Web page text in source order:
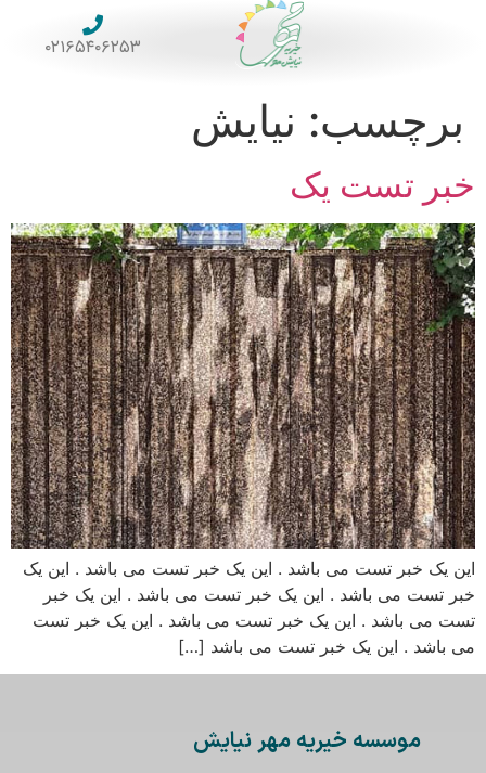
۰۲۱۶۵۴۰۶۲۵۳
برچسب: نیایش
خبر تست یک
این یک خبر تست می باشد . این یک خبر تست می باشد . این یک
خبر تست می باشد . این یک خبر تست می باشد . این یک خبر
تست می باشد . این یک خبر تست می باشد . این یک خبر تست
می باشد . این یک خبر تست می باشد […]
موسسه خیریه مهر نیایش